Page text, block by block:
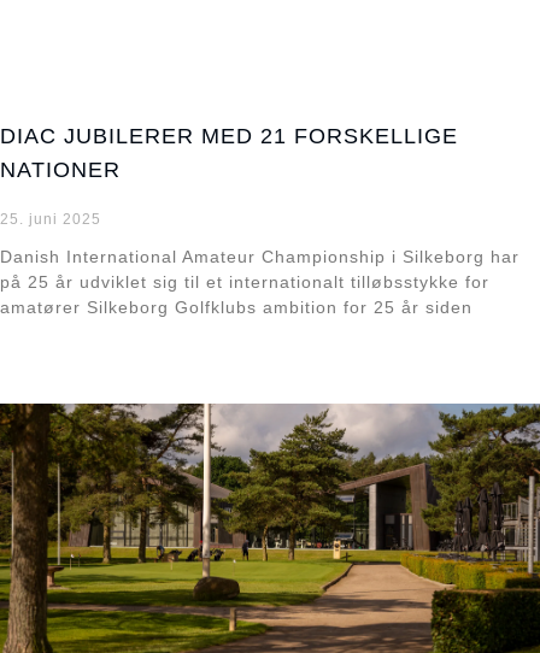
DIAC JUBILERER MED 21 FORSKELLIGE
NATIONER
25. juni 2025
Danish International Amateur Championship i Silkeborg har
på 25 år udviklet sig til et internationalt tilløbsstykke for
amatører Silkeborg Golfklubs ambition for 25 år siden